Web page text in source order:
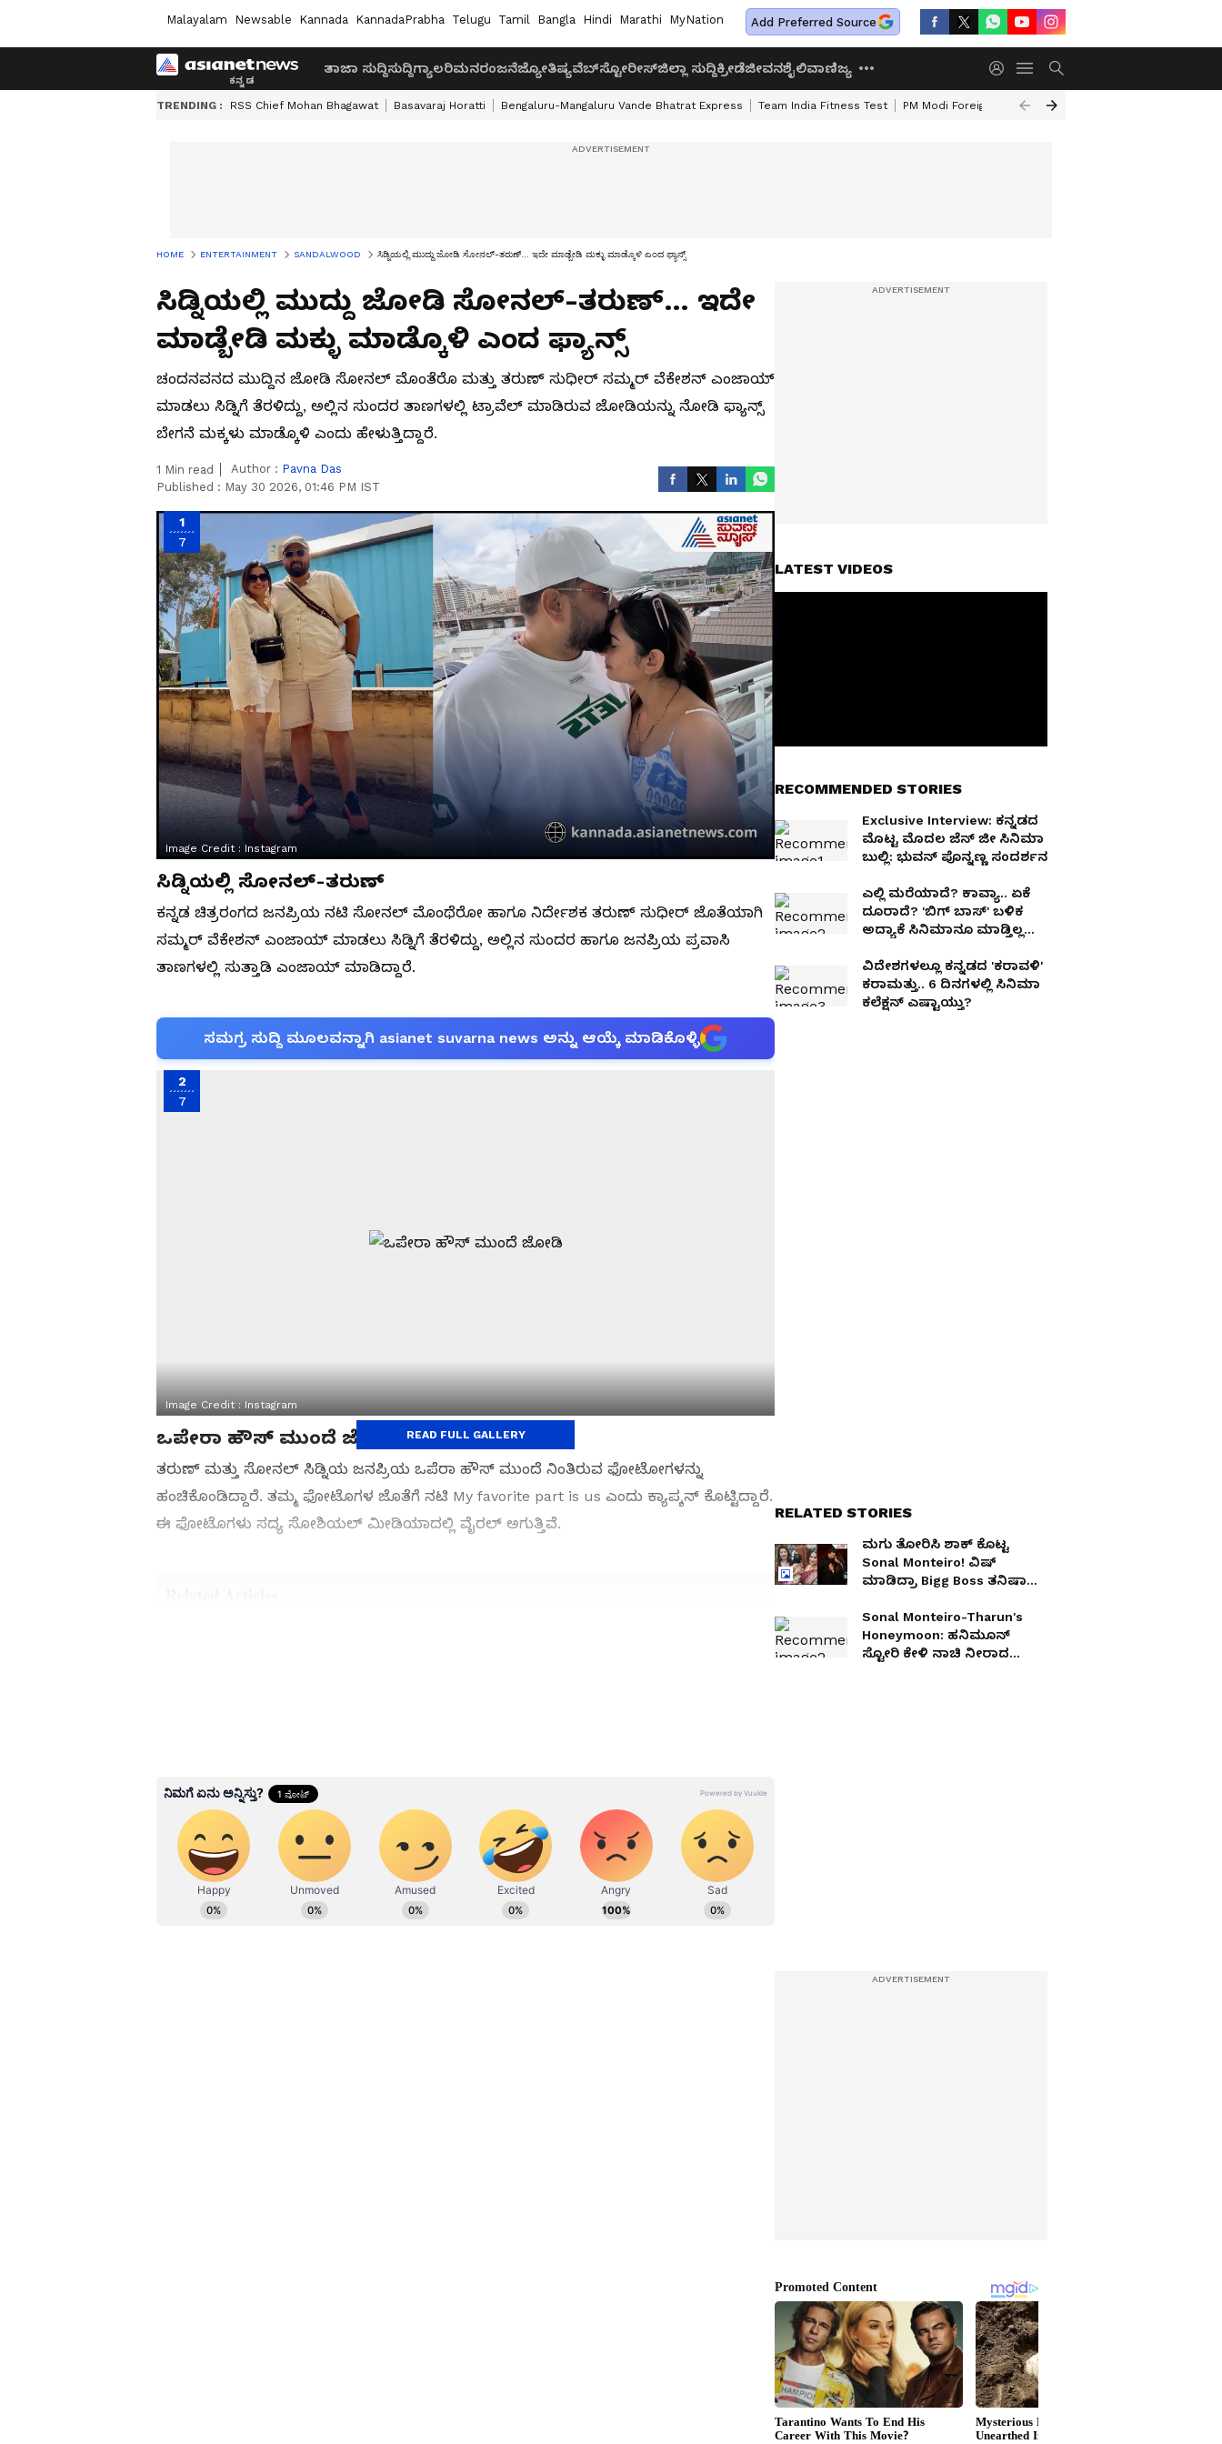
Malayalam Newsable Kannada KannadaPrabha Telugu Tamil Bangla Hindi Marathi MyNation Add Preferred Source
ತಾಜಾ ಸುದ್ದಿಸುದ್ದಿಗ್ಯಾಲರಿಮನರಂಜನೆಜ್ಯೋತಿಷ್ಯವೆಬ್‌ಸ್ಟೋರೀಸ್ಜಿಲ್ಲಾ ಸುದ್ದಿಕ್ರೀಡೆಜೀವನಶೈಲಿವಾಣಿಜ್ಯ
TRENDING : RSS Chief Mohan Bhagawat Basavaraj Horatti Bengaluru-Mangaluru Vande Bhatrat Express Team India Fitness Test PM Modi Foreign Travel Expenditure
HOME ENTERTAINMENT SANDALWOOD ಸಿಡ್ನಿಯಲ್ಲಿ ಮುದ್ದು ಜೋಡಿ ಸೋನಲ್-ತರುಣ್… ಇದೇ ಮಾಡ್ಬೇಡಿ ಮಕ್ಳು ಮಾಡ್ಕೊಳಿ ಎಂದ ಫ್ಯಾನ್ಸ್
ಸಿಡ್ನಿಯಲ್ಲಿ ಮುದ್ದು ಜೋಡಿ ಸೋನಲ್-ತರುಣ್… ಇದೇ
ಮಾಡ್ಬೇಡಿ ಮಕ್ಳು ಮಾಡ್ಕೊಳಿ ಎಂದ ಫ್ಯಾನ್ಸ್
ಚಂದನವನದ ಮುದ್ದಿನ ಜೋಡಿ ಸೋನಲ್ ಮೊಂತೆರೊ ಮತ್ತು ತರುಣ್ ಸುಧೀರ್ ಸಮ್ಮರ್ ವೆಕೇಶನ್ ಎಂಜಾಯ್
ಮಾಡಲು ಸಿಡ್ನಿಗೆ ತೆರಳಿದ್ದು, ಅಲ್ಲಿನ ಸುಂದರ ತಾಣಗಳಲ್ಲಿ ಟ್ರಾವೆಲ್ ಮಾಡಿರುವ ಜೋಡಿಯನ್ನು ನೋಡಿ ಫ್ಯಾನ್ಸ್
ಬೇಗನೆ ಮಕ್ಕಳು ಮಾಡ್ಕೊಳಿ ಎಂದು ಹೇಳುತ್ತಿದ್ದಾರೆ.
1 Min read Author : Pavna Das
Published : May 30 2026, 01:46 PM IST
1
7
Image Credit : Instagram
ಸಿಡ್ನಿಯಲ್ಲಿ ಸೋನಲ್-ತರುಣ್
ಕನ್ನಡ ಚಿತ್ರರಂಗದ ಜನಪ್ರಿಯ ನಟಿ ಸೋನಲ್ ಮೊಂಥೆರೋ ಹಾಗೂ ನಿರ್ದೇಶಕ ತರುಣ್ ಸುಧೀರ್ ಜೊತೆಯಾಗಿ
ಸಮ್ಮರ್ ವೆಕೇಶನ್ ಎಂಜಾಯ್ ಮಾಡಲು ಸಿಡ್ನಿಗೆ ತೆರಳಿದ್ದು, ಅಲ್ಲಿನ ಸುಂದರ ಹಾಗೂ ಜನಪ್ರಿಯ ಪ್ರವಾಸಿ
ತಾಣಗಳಲ್ಲಿ ಸುತ್ತಾಡಿ ಎಂಜಾಯ್ ಮಾಡಿದ್ದಾರೆ.
ಸಮಗ್ರ ಸುದ್ದಿ ಮೂಲವನ್ನಾಗಿ asianet suvarna news ಅನ್ನು ಆಯ್ಕೆ ಮಾಡಿಕೊಳ್ಳಿ
2
7
Image Credit : Instagram
ಒಪೇರಾ ಹೌಸ್ ಮುಂದೆ ಜೋಡಿ
ತರುಣ್ ಮತ್ತು ಸೋನಲ್ ಸಿಡ್ನಿಯ ಜನಪ್ರಿಯ ಒಪೆರಾ ಹೌಸ್ ಮುಂದೆ ನಿಂತಿರುವ ಫೋಟೋಗಳನ್ನು
ಹಂಚಿಕೊಂಡಿದ್ದಾರೆ. ತಮ್ಮ ಫೋಟೊಗಳ ಜೊತೆಗೆ ನಟಿ My favorite part is us ಎಂದು ಕ್ಯಾಪ್ಶನ್ ಕೊಟ್ಟಿದ್ದಾರೆ.
ಈ ಫೋಟೊಗಳು ಸದ್ಯ ಸೋಶಿಯಲ್ ಮೀಡಿಯಾದಲ್ಲಿ ವೈರಲ್ ಅಗುತ್ತಿವೆ.
3
READ FULL GALLERY
LATEST VIDEOS
RECOMMENDED STORIES
Exclusive Interview: ಕನ್ನಡದ
ಮೊಟ್ಟ ಮೊದಲ ಜೆನ್‌ ಜೀ ಸಿನಿಮಾ
ಬುಲ್ಲಿ: ಭುವನ್‌ ಪೊನ್ನಣ್ಣ ಸಂದರ್ಶನ
ಎಲ್ಲಿ ಮರೆಯಾದೆ? ಕಾವ್ಯಾ.. ಏಕೆ
ದೂರಾದೆ? 'ಬಿಗ್ ಬಾಸ್' ಬಳಿಕ
ಅದ್ಯಾಕೆ ಸಿನಿಮಾನೂ ಮಾಡ್ತಿಲ್ಲ
ವಿದೇಶಗಳಲ್ಲೂ ಕನ್ನಡದ 'ಕರಾವಳಿ'
ಕರಾಮತ್ತು.. 6 ದಿನಗಳಲ್ಲಿ ಸಿನಿಮಾ
ಕಲೆಕ್ಷನ್‌ ಎಷ್ಟಾಯ್ತು?
RELATED STORIES
ಮಗು ತೋರಿಸಿ ಶಾಕ್​ ಕೊಟ್ಟ
Sonal Monteiro! ವಿಷ್
ಮಾಡಿದ್ರಾ Bigg Boss ತನಿಷಾ
Sonal Monteiro-Tharun's
Honeymoon: ಹನಿಮೂನ್​
ಸ್ಟೋರಿ ಕೇಳಿ ನಾಚಿ ನೀರಾದ